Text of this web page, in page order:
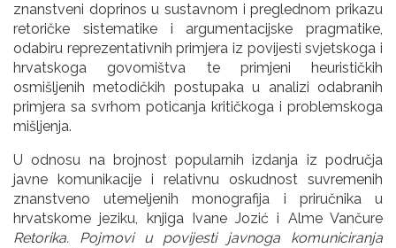
znanstveni doprinos u sustavnom i preglednom prikazu
retoričke sistematike i argumentacijske pragmatike,
odabiru reprezentativnih primjera iz povijesti svjetskoga i
hrvatskoga govomištva te primjeni heurističkih
osmišljenih metodičkih postupaka u analizi odabranih
primjera sa svrhom poticanja kritičkoga i problemskoga
mišljenja.
U odnosu na brojnost popularnih izdanja iz područja
javne komunikacije i relativnu oskudnost suvremenih
znanstveno utemeljenih monografija i priručnika u
hrvatskome jeziku, knjiga Ivane Jozić i Alme Vančure
Retorika. Pojmovi u povijesti javnoga komuniciranja